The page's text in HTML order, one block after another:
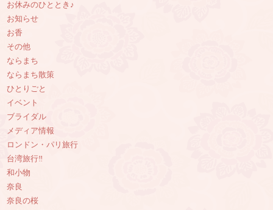
お休みのひととき♪
お知らせ
お香
その他
ならまち
ならまち散策
ひとりごと
イベント
ブライダル
メディア情報
ロンドン・パリ旅行
台湾旅行‼︎
和小物
奈良
奈良の桜